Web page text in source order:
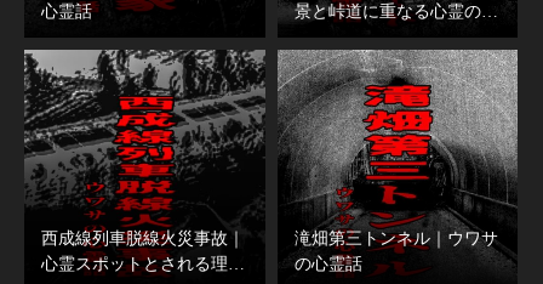
心霊話
景と峠道に重なる心霊の…
西成線列車脱線火災事故｜
心霊スポットとされる理…
滝畑第三トンネル｜ウワサ
の心霊話